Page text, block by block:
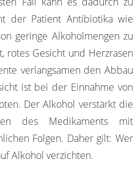
der Patient Antibiotika wie
geringe Alkoholmengen zu
rotes Gesicht und Herzrasen
verlangsamen den Abbau
ist bei der Einnahme von
Der Alkohol verstärkt die
des Medikaments mit
Folgen. Daher gilt: Wer
Alkohol verzichten.